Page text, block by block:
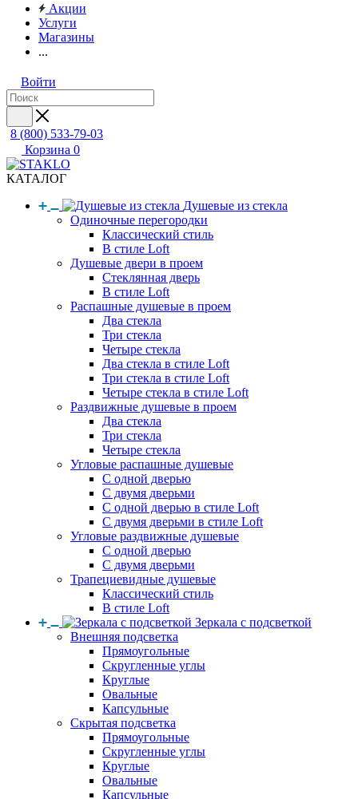
Акции
Услуги
Магазины
...
Войти
8 (800) 533-79-03
Корзина 0
КАТАЛОГ
Душевые из стекла
Одиночные перегородки
Классический стиль
В стиле Loft
Душевые двери в проем
Стеклянная дверь
В стиле Loft
Распашные душевые в проем
Два стекла
Три стекла
Четыре стекла
Два стекла в стиле Loft
Три стекла в стиле Loft
Четыре стекла в стиле Loft
Раздвижные душевые в проем
Два стекла
Три стекла
Четыре стекла
Угловые распашные душевые
С одной дверью
С двумя дверьми
С одной дверью в стиле Loft
С двумя дверьми в стиле Loft
Угловые раздвижные душевые
С одной дверью
С двумя дверьми
Трапециевидные душевые
Классический стиль
В стиле Loft
Зеркала с подсветкой
Внешняя подсветка
Прямоугольные
Скругленные углы
Круглые
Овальные
Капсульные
Скрытая подсветка
Прямоугольные
Скругленные углы
Круглые
Овальные
Капсульные